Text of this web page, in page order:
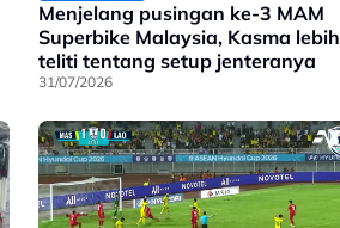
Menjelang pusingan ke-3 MAM
Superbike Malaysia, Kasma lebih
teliti tentang setup jenteranya
31/07/2026